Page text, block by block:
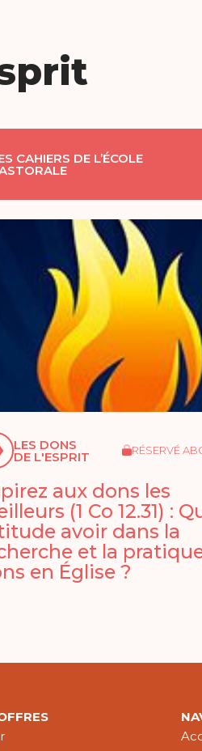
CAHIERS DE L’ÉCOLE
LES DONS
DE L'ESPRIT RÉSERVÉ
aux dons les
(1 Co 12.31) :
avoir dans la
et la
en Église ?